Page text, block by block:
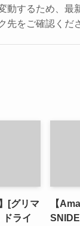
動するため、最
先をご確認くだ
[グリマ
ドライ
【